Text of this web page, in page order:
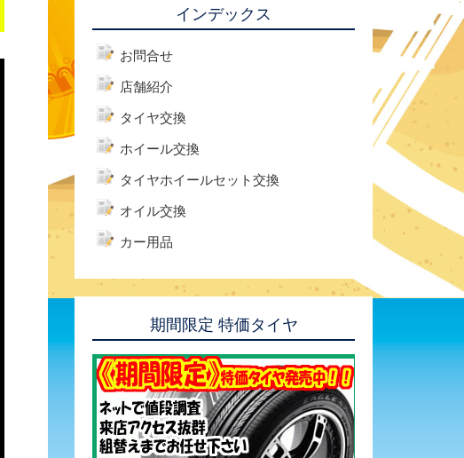
インデックス
お問合せ
店舗紹介
タイヤ交換
ホイール交換
タイヤホイールセット交換
オイル交換
カー用品
期間限定 特価タイヤ